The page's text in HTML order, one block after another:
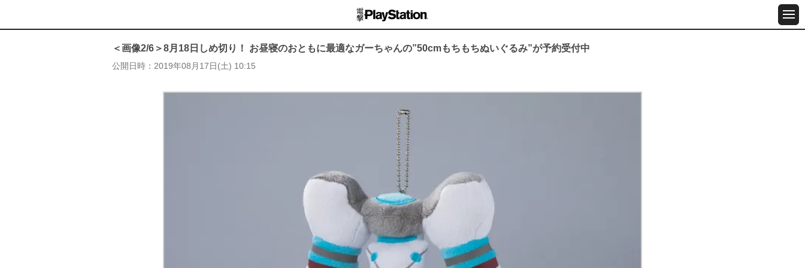
＜画像2/6＞8月18日しめ切り！ お昼寝のおともに最適なガーちゃんの”50cmもちもちぬいぐるみ”が予約受付中
公開日時 2019年08月17日(土) 10:15